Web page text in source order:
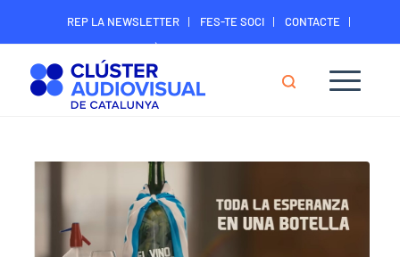
REP LA NEWSLETTER FES-TE SOCI
CONTACTE
ÀREA DIGITAL SOCIS